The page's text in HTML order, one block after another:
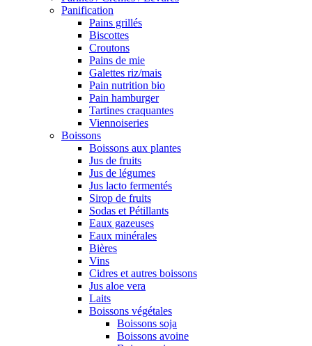
Panification
Pains grillés
Biscottes
Croutons
Pains de mie
Galettes riz/mais
Pain nutrition bio
Pain hamburger
Tartines craquantes
Viennoiseries
Boissons
Boissons aux plantes
Jus de fruits
Jus de légumes
Jus lacto fermentés
Sirop de fruits
Sodas et Pétillants
Eaux gazeuses
Eaux minérales
Bières
Vins
Cidres et autres boissons
Jus aloe vera
Laits
Boissons végétales
Boissons soja
Boissons avoine